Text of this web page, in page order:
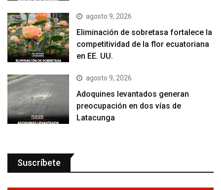
agosto 9, 2026
Eliminación de sobretasa fortalece la
competitividad de la flor ecuatoriana
en EE. UU.
agosto 9, 2026
Adoquines levantados generan
preocupación en dos vías de
Latacunga
Suscríbete